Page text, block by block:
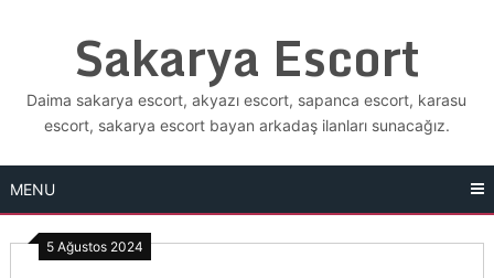
Sakarya Escort
Daima sakarya escort, akyazı escort, sapanca escort, karasu
escort, sakarya escort bayan arkadaş ilanları sunacağız.
MENU
5 Ağustos 2024